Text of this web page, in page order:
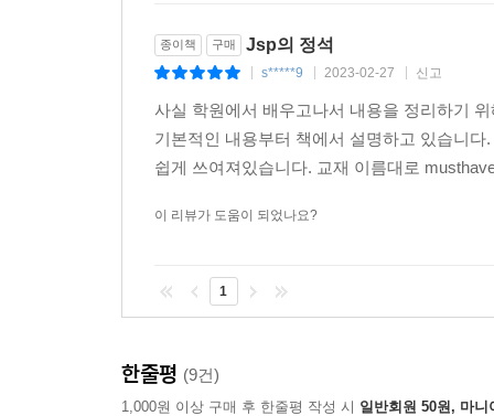
종이책 구매 Jsp의 정석
s*****9 2023-02-27 신고
사실 학원에서 배우고나서 내용을 정리하기
기본적인 내용부터 책에서 설명하고 있습니
쉽게 쓰여져있습니다. 교재 이름대로
이 리뷰가 도움이 되었나요?
1
한줄평 (9건)
1,000원 이상 구매 후 한줄평 작성 시 일반회원 50원, 마니